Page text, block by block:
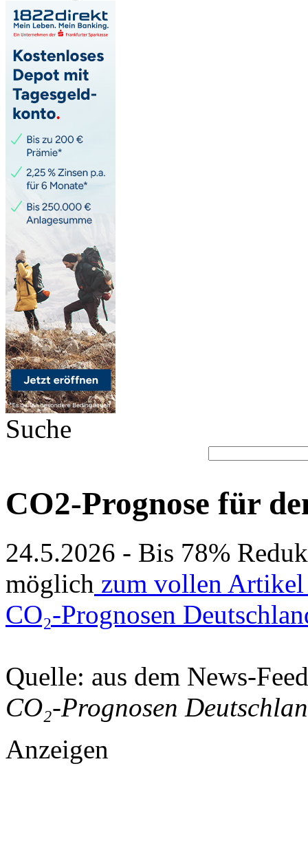
Suche
CO2-Prognose für
24.5.2026 - Bis 78%
möglich zum vollen
CO₂-Prognosen
Quelle: aus dem News-
CO₂-Prognosen
Anzeigen